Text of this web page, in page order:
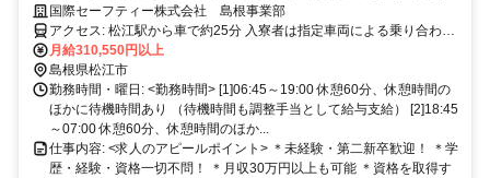
用可国際セーフティー株式会社 島根事業部
アクセス: 松江駅から車で約25分 入寮者は指定車両による乗り合わせ
通勤
月給310,550円以上
島根県松江市
勤務時間・曜日: <勤務時間> [1]06:45～19:00 休憩60分、休憩時間の
ほかに待機時間あり （待機時間も調整手当として給与支給） [2]18:45
～07:00 休憩60分、休憩時間のほか...
仕事内容: <求人のアピールポイント> ＊未経験・第二新卒歓迎！ ＊学
歴・経験・資格一切不問！ ＊月収30万円以上も可能 ＊資格を取得す